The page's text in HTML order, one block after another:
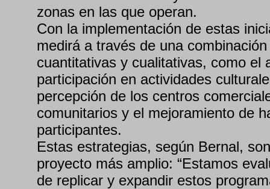
zonas en las que operan.
Con la implementación de estas
medirá a través de una
cuantitativas y cualitativas, como el
participación en actividades
percepción de los centros
comunitarios y el mejoramiento de
participantes.
Estas estrategias, según Bernal,
proyecto más amplio: “Estamos
de replicar y expandir estos